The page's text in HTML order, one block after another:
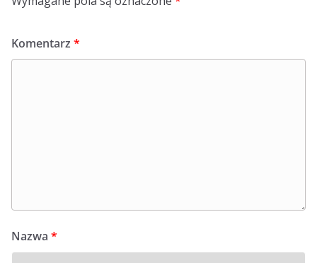
Komentarz *
Nazwa *